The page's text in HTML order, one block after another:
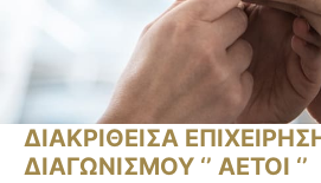
ΔΙΑΚΡΙΘΕΙΣΑ
ΔΙΑΓΩΝΙΣΜΟΥ ‘’ ΑΕΤΟΙ ‘’